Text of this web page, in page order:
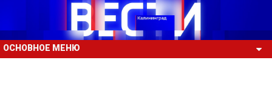
ОСНОВНОЕ МЕНЮ